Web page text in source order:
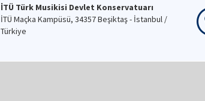
İTÜ Türk Musikisi Devlet Konservatuarı
İTÜ Maçka Kampüsü, 34357 Beşiktaş - İstanbul /
Türkiye